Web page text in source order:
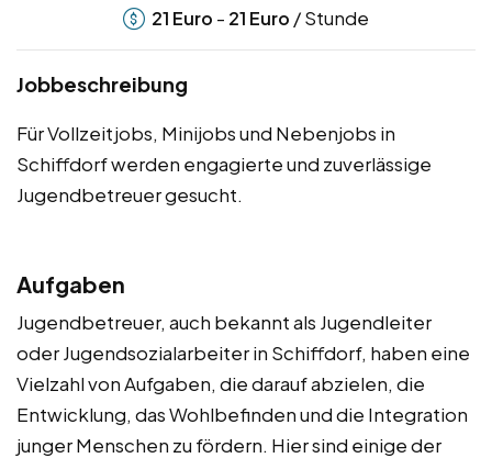
21 Euro - 21 Euro / Stunde
Jobbeschreibung
Für Vollzeitjobs, Minijobs und Nebenjobs in
Schiffdorf werden engagierte und zuverlässige
Jugendbetreuer gesucht.
Aufgaben
Jugendbetreuer, auch bekannt als Jugendleiter
oder Jugendsozialarbeiter in Schiffdorf, haben eine
Vielzahl von Aufgaben, die darauf abzielen, die
Entwicklung, das Wohlbefinden und die Integration
junger Menschen zu fördern. Hier sind einige der